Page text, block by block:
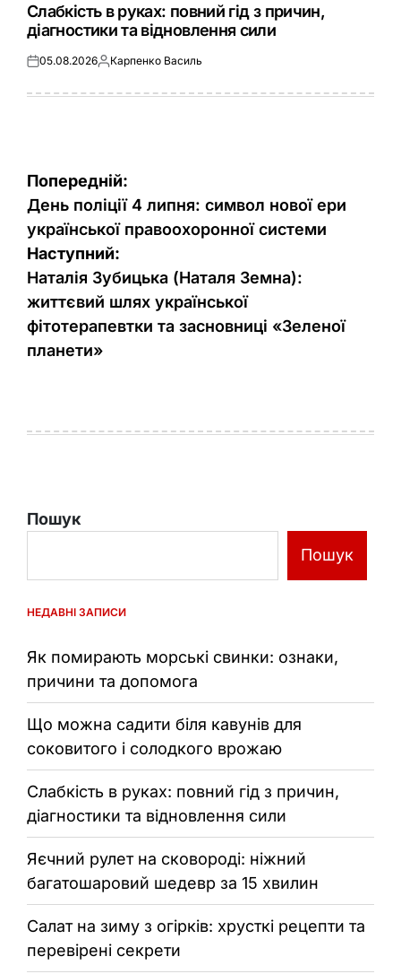
Слабкість в руках: повний гід з причин,
діагностики та відновлення сили
Оприлюднено
05.08.2026Опубліковано
Карпенко Василь
Навігація
записів
Попередній:
День поліції 4 липня: символ нової ери
української правоохоронної системи
Наступний:
Наталія Зубицька (Наталя Земна):
життєвий шлях української
фітотерапевтки та засновниці «Зеленої
планети»
Пошук
Пошук
НЕДАВНІ ЗАПИСИ
Як помирають морські свинки: ознаки,
причини та допомога
Що можна садити біля кавунів для
соковитого і солодкого врожаю
Слабкість в руках: повний гід з причин,
діагностики та відновлення сили
Яєчний рулет на сковороді: ніжний
багатошаровий шедевр за 15 хвилин
Салат на зиму з огірків: хрусткі рецепти та
перевірені секрети